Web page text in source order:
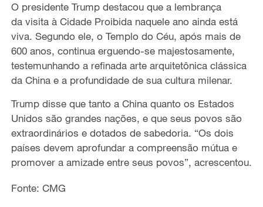
O presidente Trump destacou que a lembrança
da visita à Cidade Proibida naquele ano ainda está
viva. Segundo ele, o Templo do Céu, após mais de
600 anos, continua erguendo-se majestosamente,
testemunhando a refinada arte arquitetônica clássica
da China e a profundidade de sua cultura milenar.
Trump disse que tanto a China quanto os Estados
Unidos são grandes nações, e que seus povos são
extraordinários e dotados de sabedoria. “Os dois
países devem aprofundar a compreensão mútua e
promover a amizade entre seus povos”, acrescentou.
Fonte: CMG